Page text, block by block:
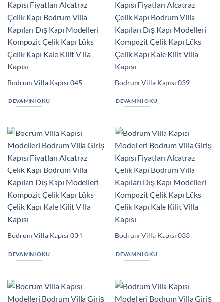
Bodrum Villa Kapısı 045
DEVAMINI OKU
Bodrum Villa Kapısı 039
DEVAMINI OKU
Bodrum Villa Kapısı 034
DEVAMINI OKU
Bodrum Villa Kapısı 033
DEVAMINI OKU